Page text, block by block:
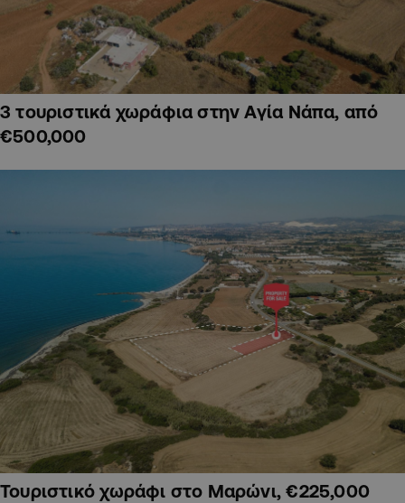
3 τουριστικά χωράφια στην Αγία Νάπα, από
€500,000
Τουριστικό χωράφι στο Μαρώνι, €225,000